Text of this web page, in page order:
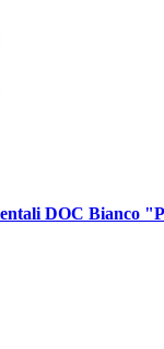
DOC Bianco